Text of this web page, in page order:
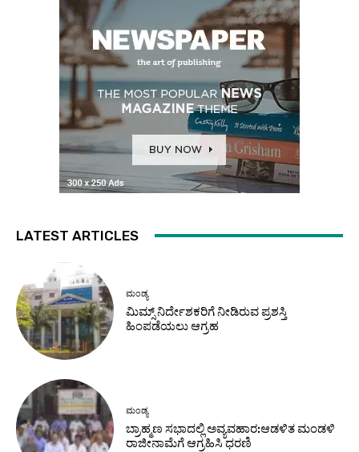
LATEST ARTICLES
ಮಂಡ್ಯ
ಮಿಮ್ಸ್ ನಿರ್ದೇಶಕರಿಗೆ ನೀಡಿರುವ ಪ್ರಶಸ್ತಿ
ಹಿಂಪಡೆಯಲು ಆಗ್ರಹ
ಮಂಡ್ಯ
ಬ್ರಾಹ್ಮಣ ಸಭಾದಲ್ಲಿ ಅವ್ಯವಹಾರ:ಆಡಳಿತ ಮಂಡಳಿ
ರಾಜೀನಾಮೆಗೆ ಆಗ್ರಹಿಸಿ ಧರಣಿ